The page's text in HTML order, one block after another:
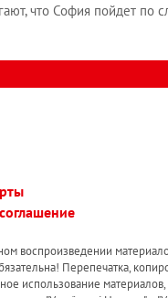
что София пойдет по
воспроизведении
Перепечатка,
использование